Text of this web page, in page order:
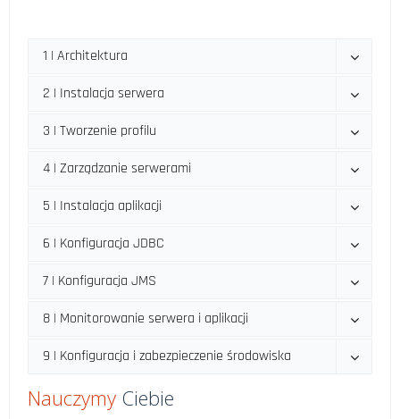
1 | Architektura
2 | Instalacja serwera
3 | Tworzenie profilu
4 | Zarządzanie serwerami
5 | Instalacja aplikacji
6 | Konfiguracja JDBC
7 | Konfiguracja JMS
8 | Monitorowanie serwera i aplikacji
9 | Konfiguracja i zabezpieczenie środowiska
Nauczymy Ciebie